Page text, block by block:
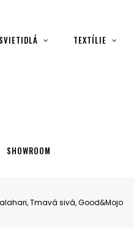
SVIETIDLÁ TEXTÍLIE
SHOWROOM
Tmavá sivá, Good&Mojo